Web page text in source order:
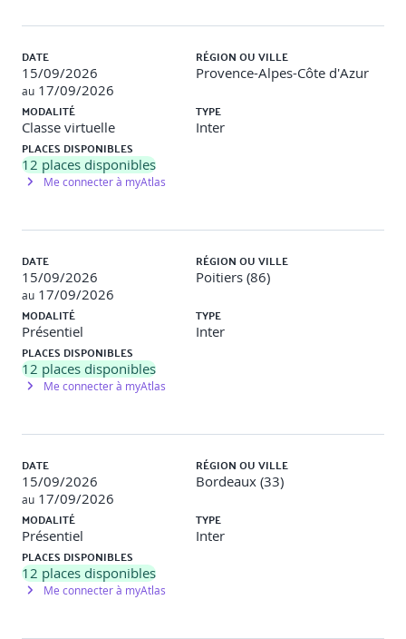
application React Native complète à partir d’un cahier des
Réalisation d’un mini-projet d’application
multiplateforme
Débogage et tests
Déploiement sur émulateur/appareil réel
Exemples de travaux pratiques : après avoir présenté le
mini-projet, les participants à l’aide du formateur créent
DATE
15/09/2026
au 17/09/2026
RÉGION OU VILLE
Provence-Alpes-Côte d'Azur
MODALITÉ
Classe virtuelle
TYPE
Inter
PLACES DISPONIBLES
12 places disponibles
Me connecter à myAtlas
DATE
15/09/2026
au 17/09/2026
RÉGION OU VILLE
Poitiers (86)
MODALITÉ
Présentiel
TYPE
Inter
PLACES DISPONIBLES
12 places disponibles
Me connecter à myAtlas
DATE
15/09/2026
au 17/09/2026
RÉGION OU VILLE
Bordeaux (33)
MODALITÉ
Présentiel
TYPE
Inter
PLACES DISPONIBLES
12 places disponibles
Me connecter à myAtlas